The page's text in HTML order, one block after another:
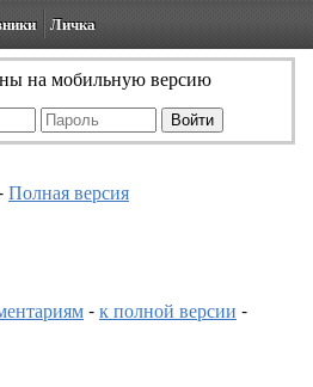
Личка
на мобильную версию
Полная версия
-к полной версии -